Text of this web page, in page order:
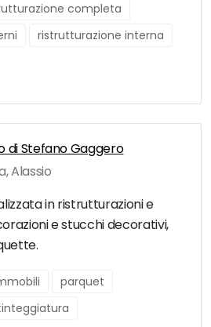
completa
ristrutturazione interna
di Stefano Gaggero
Alassio
in ristrutturazioni e
e stucchi decorativi,
parquet